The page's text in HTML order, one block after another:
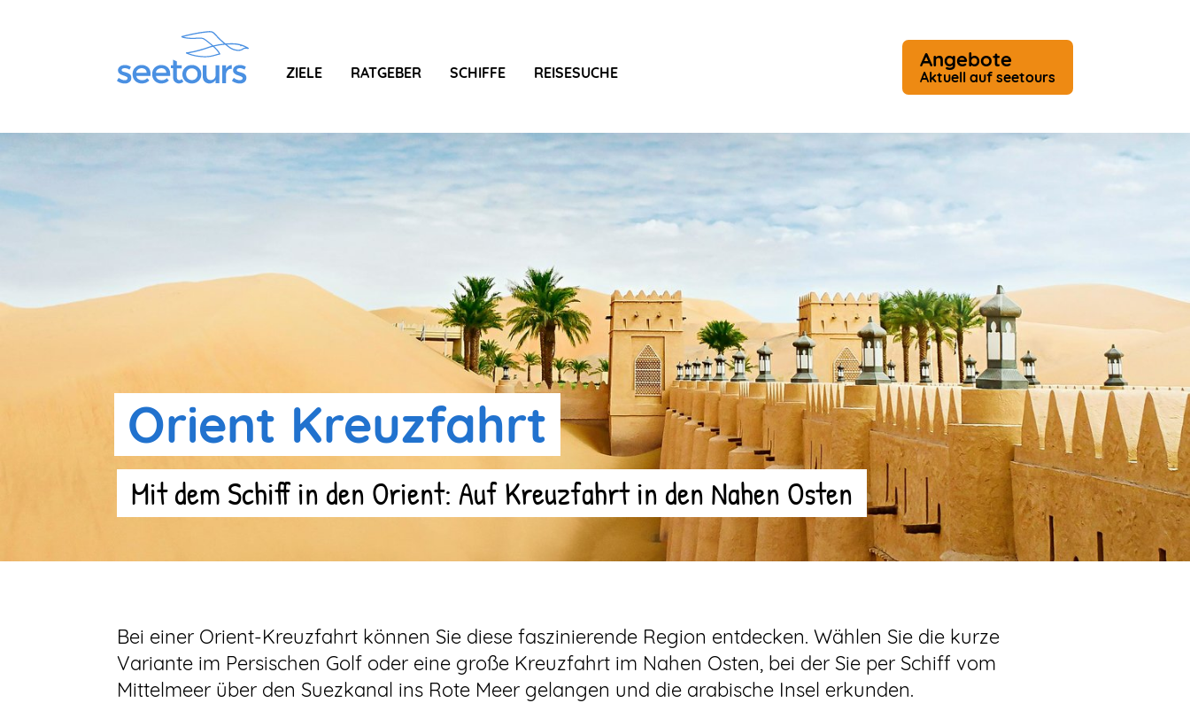
ZIELE RATGEBER SCHIFFE REISESUCHE
Angebote
Aktuell auf seetours
Orient Kreuzfahrt
Mit dem Schiff in den Orient: Auf Kreuzfahrt in den Nahen Osten
Bei einer Orient-Kreuzfahrt können Sie diese faszinierende Region entdecken. Wählen Sie die kurze
Variante im Persischen Golf oder eine große Kreuzfahrt im Nahen Osten, bei der Sie per Schiff vom
Mittelmeer über den Suezkanal ins Rote Meer gelangen und die arabische Insel erkunden.